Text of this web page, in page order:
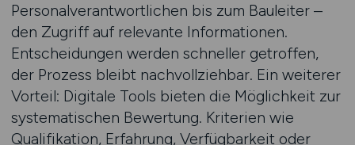
Personalverantwortlichen bis zum Bauleiter –
den Zugriff auf relevante Informationen.
Entscheidungen werden schneller getroffen,
der Prozess bleibt nachvollziehbar. Ein weiterer
Vorteil: Digitale Tools bieten die Möglichkeit zur
systematischen Bewertung. Kriterien wie
Qualifikation, Erfahrung, Verfügbarkeit oder